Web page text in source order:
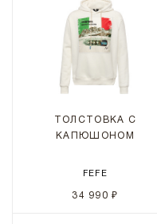
ТОЛСТОВКА С
КАПЮШОНОМ
FEFE
34 990 ₽